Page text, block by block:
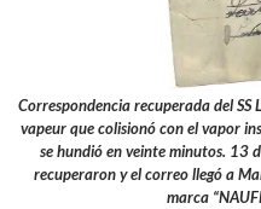
Correspondencia recuperada del SS
vapeur que colisionó con el vapor
se hundió en veinte minutos. 13
recuperaron y el correo llegó a
marca